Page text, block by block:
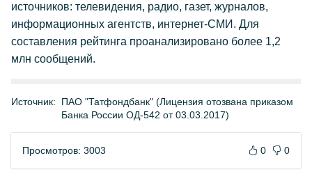
источников: телевидения, радио, газет, журналов,
информационных агентств, интернет-СМИ. Для
составления рейтинга проанализировано более 1,2
млн сообщений.
Источник:
ПАО "Татфондбанк" (Лицензия отозвана приказом
Банка России ОД-542 от 03.03.2017)
Просмотров: 3003 0 0